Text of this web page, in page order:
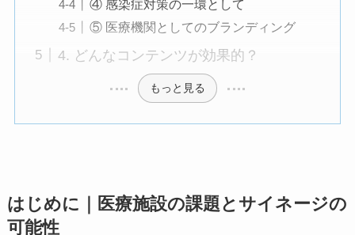
④ 感染症対策の一環として
⑤ 医療機関としてのブランディング
4. どんなコンテンツが効果的？
もっと見る
はじめに｜医療施設の課題とサイネージの
可能性